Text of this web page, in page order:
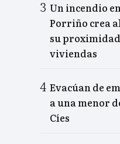
Un incendio
Porriño crea
su
viviendas
Evacúan de
a una menor
Cíes